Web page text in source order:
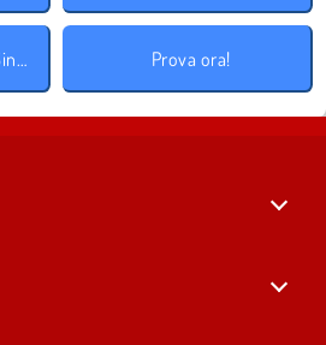
Giochi per Giocatore Singolo Prova ora!